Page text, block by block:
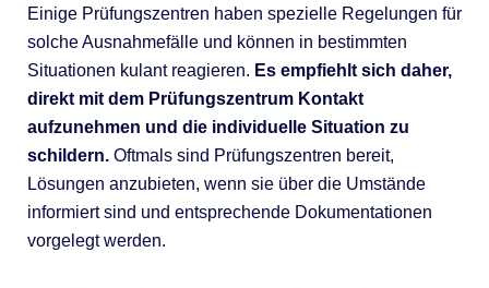
Einige Prüfungszentren haben spezielle Regelungen für
solche Ausnahmefälle und können in bestimmten
Situationen kulant reagieren. Es empfiehlt sich daher,
direkt mit dem Prüfungszentrum Kontakt
aufzunehmen und die individuelle Situation zu
schildern.Oftmals sind Prüfungszentren bereit,
Lösungen anzubieten, wenn sie über die Umstände
informiert sind und entsprechende Dokumentationen
vorgelegt werden.